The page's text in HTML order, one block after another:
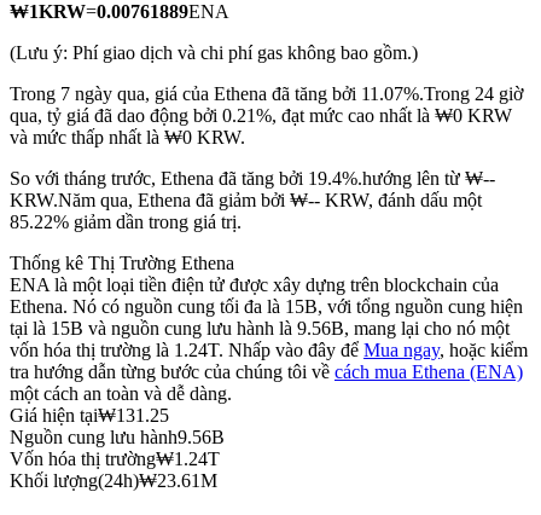
USDC Futures vĩnh cửu
Futures sử dụng USDC làm tài sản thế chấp
Sao chép Giao dịch
₩1KRW=0.00761889ENA
(Lưu ý: Phí giao dịch và chi phí gas không bao gồm.)
Trong 7 ngày qua, giá của Ethena đã tăng bởi 11.07%.Trong 24 giờ
qua, tỷ giá đã dao động bởi 0.21%, đạt mức cao nhất là ₩0 KRW
và mức thấp nhất là ₩0 KRW.
So với tháng trước, Ethena đã tăng bởi 19.4%.hướng lên từ ₩--
KRW.Năm qua, Ethena đã giảm bởi ₩-- KRW, đánh dấu một
85.22% giảm dần trong giá trị.
Thống kê Thị Trường Ethena
ENA là một loại tiền điện tử được xây dựng trên blockchain của
Ethena. Nó có nguồn cung tối đa là 15B, với tổng nguồn cung hiện
tại là 15B và nguồn cung lưu hành là 9.56B, mang lại cho nó một
vốn hóa thị trường là 1.24T. Nhấp vào đây để Mua ngay, hoặc kiểm
tra hướng dẫn từng bước của chúng tôi về cách mua Ethena (ENA)
một cách an toàn và dễ dàng.
Giá hiện tại₩131.25
Nguồn cung lưu hành9.56B
Vốn hóa thị trường₩1.24T
Khối lượng(24h)₩23.61M